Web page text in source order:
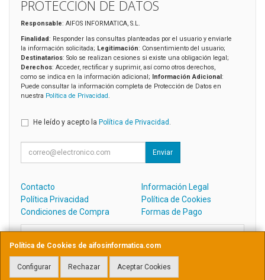
Política de Cookies de aifosinformatica.com
Configurar Rechazar Aceptar Cookies
PROTECCIÓN DE DATOS
Responsable: AIFOS INFORMATICA, S.L.
Finalidad: Responder las consultas planteadas por el usuario y enviarle
la información solicitada; Legitimación: Consentimiento del usuario;
Destinatarios: Solo se realizan cesiones si existe una obligación legal;
Derechos: Acceder, rectificar y suprimir, así como otros derechos,
como se indica en la información adicional;
Información Adicional :
Puede consultar la información completa de Protección de Datos en
nuestra Política de Privacidad .
He leído y acepto la Política de Privacidad
Enviar
Contacto
Información Legal
Política Privacidad
Política de Cookies
Condiciones de Compra
Formas de Pago
Contacto
admin@aifosinformatica.com